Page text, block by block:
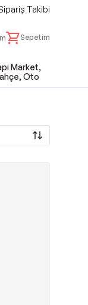
Takibi
Sepetim
Market,
Oto